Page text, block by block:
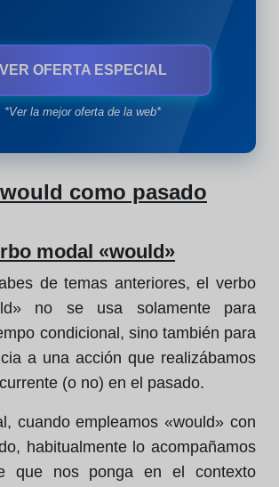
VER OFERTA ESPECIAL
*Ver la mejor oferta de la web*
como pasado
modal «would»
de temas anteriores, el verbo
no se usa solamente para
condicional, sino también para
a una acción que realizábamos
(o no) en el pasado.
cuando empleamos «would» con
habitualmente lo acompañamos
que nos ponga en el contexto